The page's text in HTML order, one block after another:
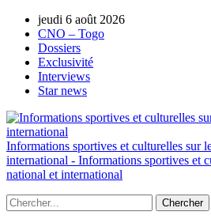
jeudi 6 août 2026
CNO – Togo
Dossiers
Exclusivité
Interviews
Star news
Informations sportives et culturelles sur
international - Informations sportives et
national et international